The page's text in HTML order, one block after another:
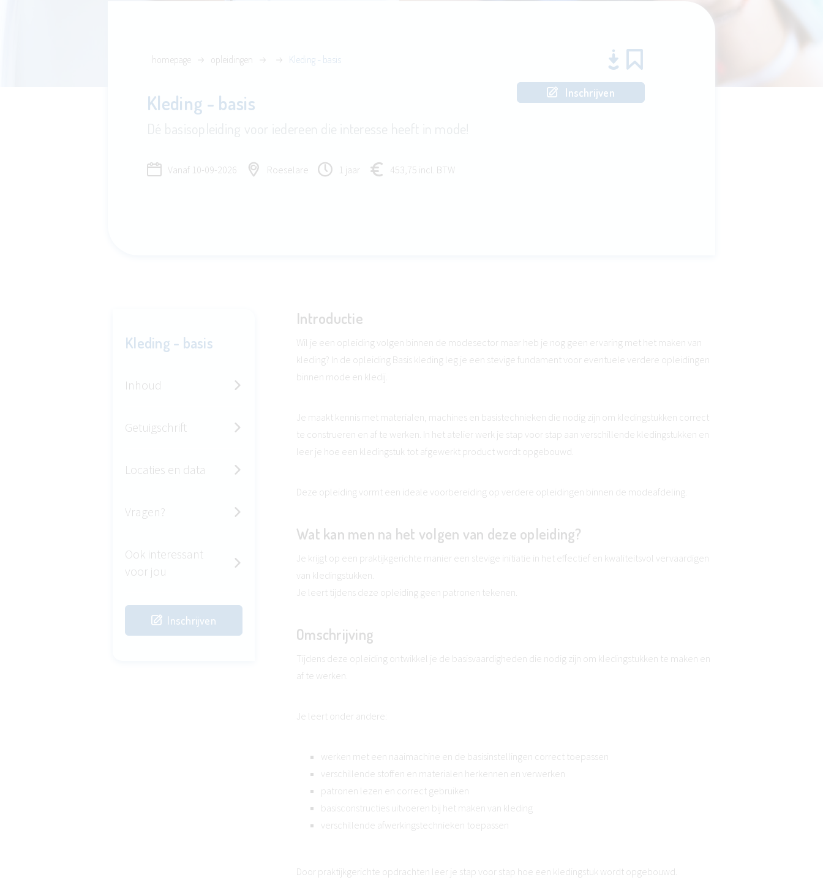
homepage opleidingen Kleding - basis
Kleding - basis
Vanaf 10-09-2026 Roeselare 1 jaar 453,75 incl. BTW
Inschrijven
Kleding - basis
Inhoud
Getuigschrift
Locaties en data
Vragen?
Ook interessant
voor jou
Inschrijven
Introductie
Wil je een opleiding volgen binnen de modesector maar heb je nog geen ervaring met het maken van
kleding? In de opleiding Basis kleding leg je een stevige fundament voor eventuele verdere opleidingen
binnen mode en kledij.
Je maakt kennis met materialen, machines en basistechnieken die nodig zijn om kledingstukken correct
te construeren en af te werken. In het atelier werk je stap voor stap aan verschillende kledingstukken en
leer je hoe een kledingstuk tot afgewerkt product wordt opgebouwd.
Deze opleiding vormt een ideale voorbereiding op verdere opleidingen binnen de modeafdeling.
Wat kan men na het volgen van deze opleiding?
Je krijgt op een praktijkgerichte manier een stevige initiatie in het effectief en kwaliteitsvol vervaardigen
van kledingstukken.
Je leert tijdens deze opleiding geen patronen tekenen.
Omschrijving
Tijdens deze opleiding ontwikkel je de basisvaardigheden die nodig zijn om kledingstukken te maken en
af te werken.
Je leert onder andere:
werken met een naaimachine en de basisinstellingen correct toepassen
verschillende stoffen en materialen herkennen en verwerken
patronen lezen en correct gebruiken
basisconstructies uitvoeren bij het maken van kleding
verschillende afwerkingstechnieken toepassen
Door praktijkgerichte opdrachten leer je stap voor stap hoe een kledingstuk wordt opgebouwd.